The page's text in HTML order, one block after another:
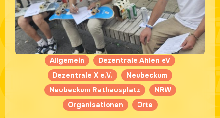
Allgemein
Dezentrale Ahlen eV
Dezentrale X e.V.
Neubeckum
Neubeckum Rathausplatz
NRW
Organisationen
Orte